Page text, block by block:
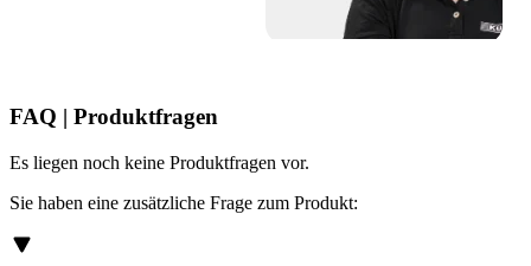
FAQ | Produktfragen
Es liegen noch keine Produktfragen vor.
Sie haben eine zusätzliche Frage zum Produkt: